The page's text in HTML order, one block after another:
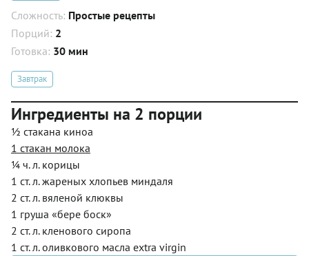
Сложность: Простые рецепты
Порций: 2
Готовка: 30 мин
Завтрак
Ингредиенты на 2 порции
½ стакана киноа
1 стакан молока
¼ ч. л. корицы
1 ст. л. жареных хлопьев миндаля
2 ст. л. вяленой клюквы
1 груша «бере боск»
2 ст. л. кленового сиропа
1 ст. л. оливкового масла extra virgin